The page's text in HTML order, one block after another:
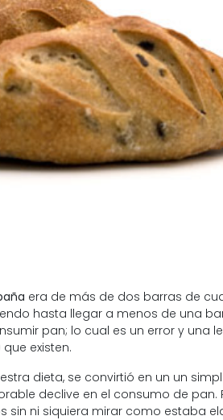
era de más de dos barras de
hasta llegar a menos de una
pan; lo cual es un error y una
existen.
dieta, se convirtió en un un
declive en el consumo de pan.
ni siquiera mirar como estaba